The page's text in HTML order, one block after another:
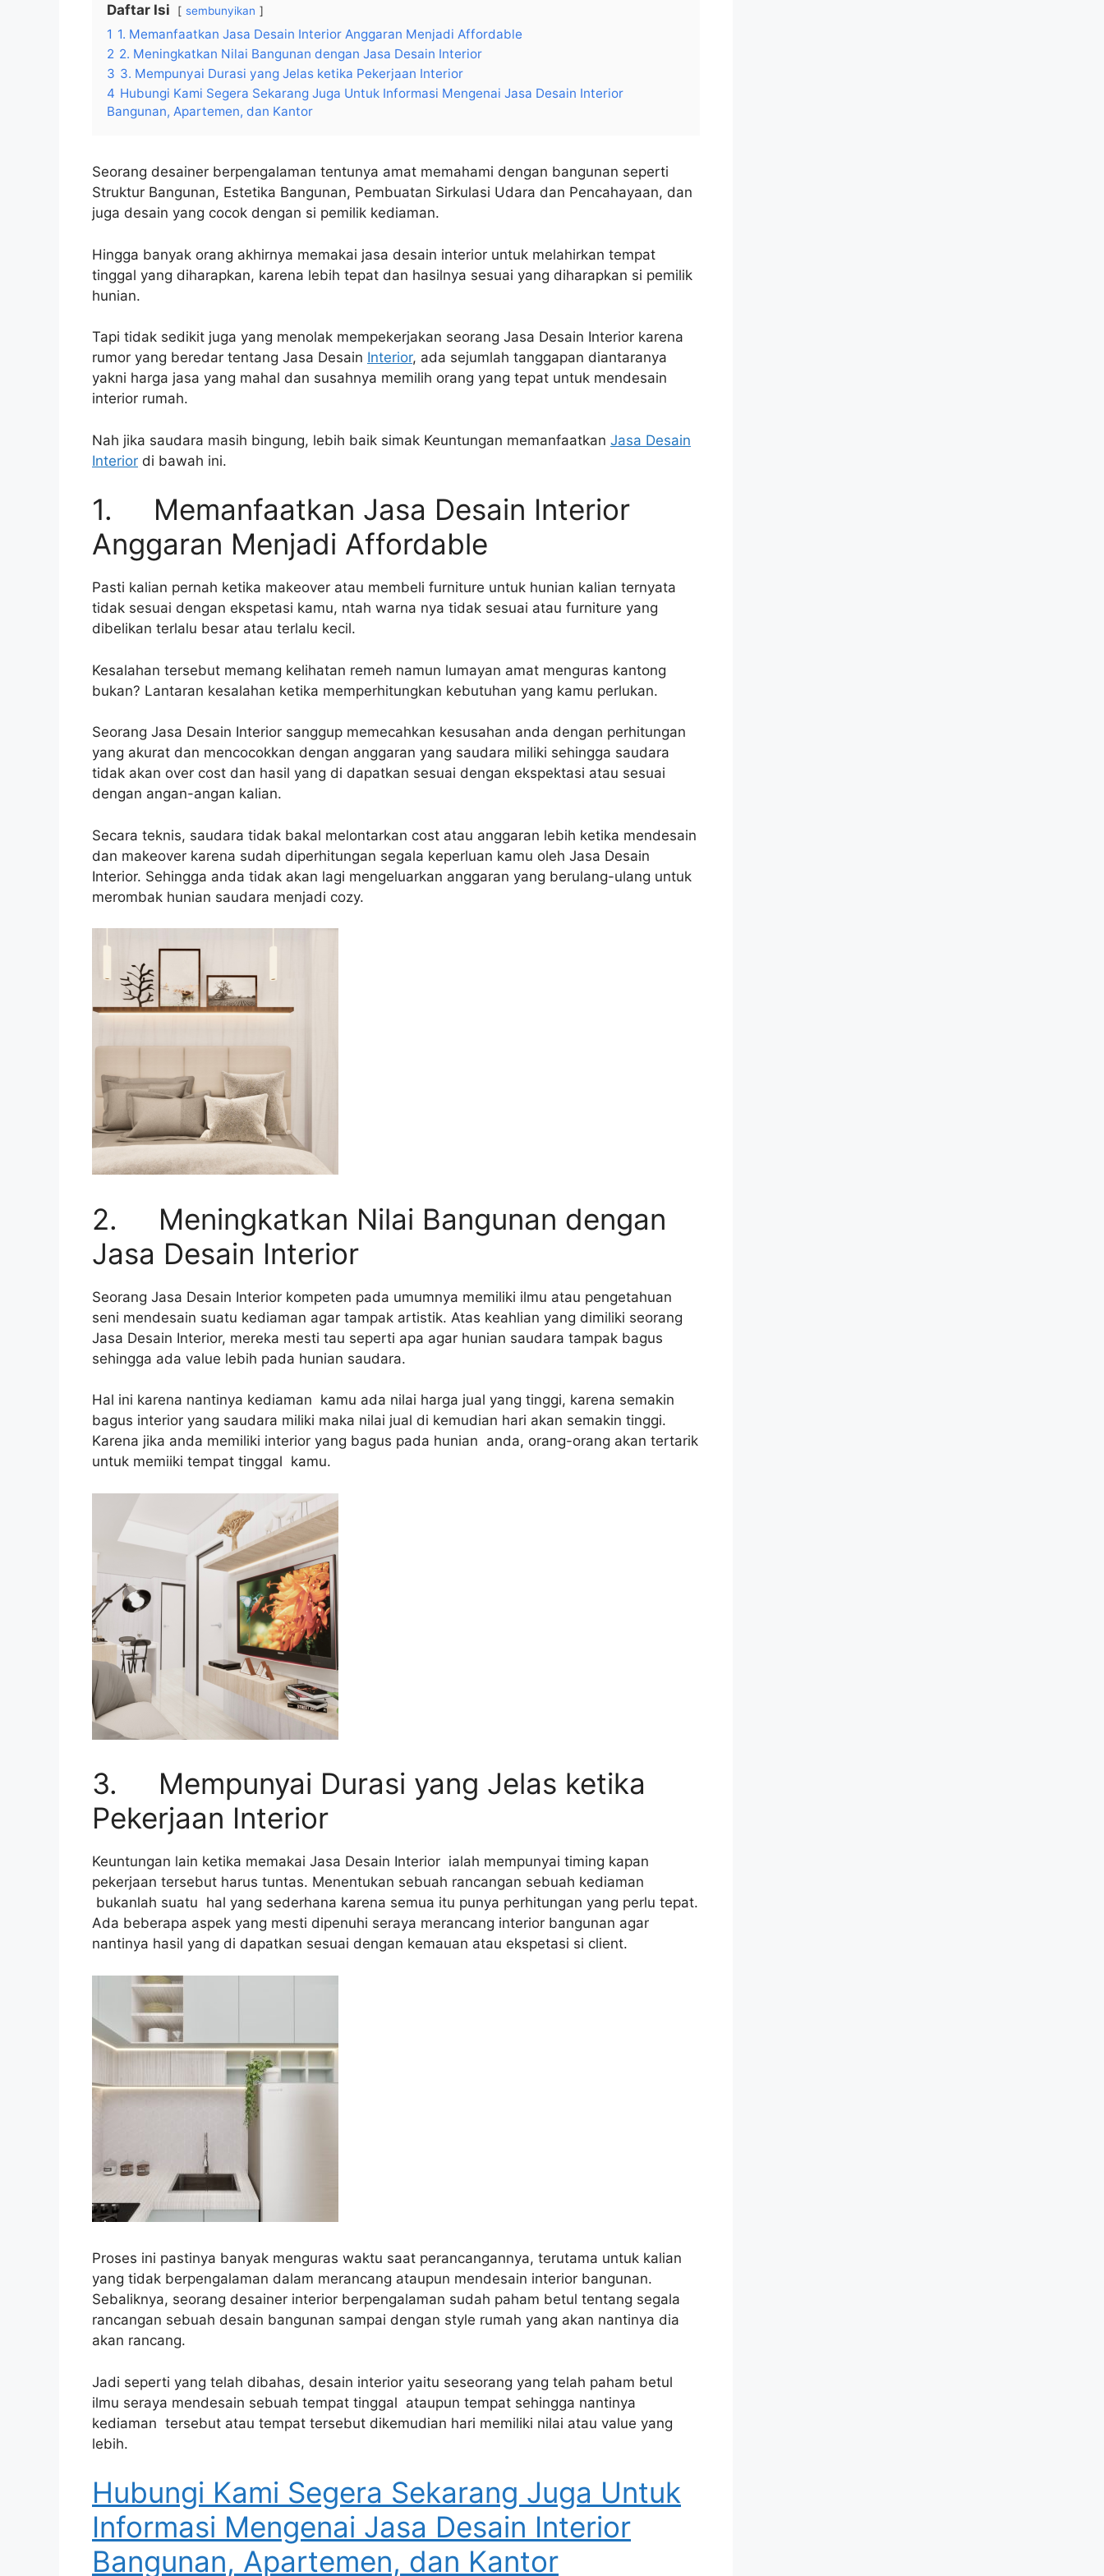
Daftar Isi sembunyikan
1 1. Memanfaatkan Jasa Desain Interior Anggaran Menjadi Affordable
2 2. Meningkatkan Nilai Bangunan dengan Jasa Desain Interior
3 3. Mempunyai Durasi yang Jelas ketika Pekerjaan Interior
4 Hubungi Kami Segera Sekarang Juga Untuk Informasi Mengenai Jasa Desain Interior
Bangunan, Apartemen, dan Kantor
Seorang desainer berpengalaman tentunya amat memahami dengan bangunan seperti
Struktur Bangunan, Estetika Bangunan, Pembuatan Sirkulasi Udara dan Pencahayaan, dan
juga desain yang cocok dengan si pemilik kediaman.
Hingga banyak orang akhirnya memakai jasa desain interior untuk melahirkan tempat
tinggal yang diharapkan, karena lebih tepat dan hasilnya sesuai yang diharapkan si pemilik
hunian.
Tapi tidak sedikit juga yang menolak mempekerjakan seorang Jasa Desain Interior karena
rumor yang beredar tentang Jasa Desain Interior, ada sejumlah tanggapan diantaranya
yakni harga jasa yang mahal dan susahnya memilih orang yang tepat untuk mendesain
interior rumah.
Nah jika saudara masih bingung, lebih baik simak Keuntungan memanfaatkan Jasa Desain
Interior di bawah ini.
1. Memanfaatkan Jasa Desain Interior
Anggaran Menjadi Affordable
Pasti kalian pernah ketika makeover atau membeli furniture untuk hunian kalian ternyata
tidak sesuai dengan ekspetasi kamu, ntah warna nya tidak sesuai atau furniture yang
dibelikan terlalu besar atau terlalu kecil.
Kesalahan tersebut memang kelihatan remeh namun lumayan amat menguras kantong
bukan? Lantaran kesalahan ketika memperhitungkan kebutuhan yang kamu perlukan.
Seorang Jasa Desain Interior sanggup memecahkan kesusahan anda dengan perhitungan
yang akurat dan mencocokkan dengan anggaran yang saudara miliki sehingga saudara
tidak akan over cost dan hasil yang di dapatkan sesuai dengan ekspektasi atau sesuai
dengan angan-angan kalian.
Secara teknis, saudara tidak bakal melontarkan cost atau anggaran lebih ketika mendesain
dan makeover karena sudah diperhitungan segala keperluan kamu oleh Jasa Desain
Interior. Sehingga anda tidak akan lagi mengeluarkan anggaran yang berulang-ulang untuk
merombak hunian saudara menjadi cozy.
2. Meningkatkan Nilai Bangunan dengan
Jasa Desain Interior
Seorang Jasa Desain Interior kompeten pada umumnya memiliki ilmu atau pengetahuan
seni mendesain suatu kediaman agar tampak artistik. Atas keahlian yang dimiliki seorang
Jasa Desain Interior, mereka mesti tau seperti apa agar hunian saudara tampak bagus
sehingga ada value lebih pada hunian saudara.
Hal ini karena nantinya kediaman kamu ada nilai harga jual yang tinggi, karena semakin
bagus interior yang saudara miliki maka nilai jual di kemudian hari akan semakin tinggi.
Karena jika anda memiliki interior yang bagus pada hunian anda, orang-orang akan tertarik
untuk memiiki tempat tinggal kamu.
3. Mempunyai Durasi yang Jelas ketika
Pekerjaan Interior
Keuntungan lain ketika memakai Jasa Desain Interior ialah mempunyai timing kapan
pekerjaan tersebut harus tuntas. Menentukan sebuah rancangan sebuah kediaman
bukanlah suatu hal yang sederhana karena semua itu punya perhitungan yang perlu tepat.
Ada beberapa aspek yang mesti dipenuhi seraya merancang interior bangunan agar
nantinya hasil yang di dapatkan sesuai dengan kemauan atau ekspetasi si client.
Proses ini pastinya banyak menguras waktu saat perancangannya, terutama untuk kalian
yang tidak berpengalaman dalam merancang ataupun mendesain interior bangunan.
Sebaliknya, seorang desainer interior berpengalaman sudah paham betul tentang segala
rancangan sebuah desain bangunan sampai dengan style rumah yang akan nantinya dia
akan rancang.
Jadi seperti yang telah dibahas, desain interior yaitu seseorang yang telah paham betul
ilmu seraya mendesain sebuah tempat tinggal ataupun tempat sehingga nantinya
kediaman tersebut atau tempat tersebut dikemudian hari memiliki nilai atau value yang
lebih.
Hubungi Kami Segera Sekarang Juga Untuk
Informasi Mengenai Jasa Desain Interior
Bangunan, Apartemen, dan Kantor